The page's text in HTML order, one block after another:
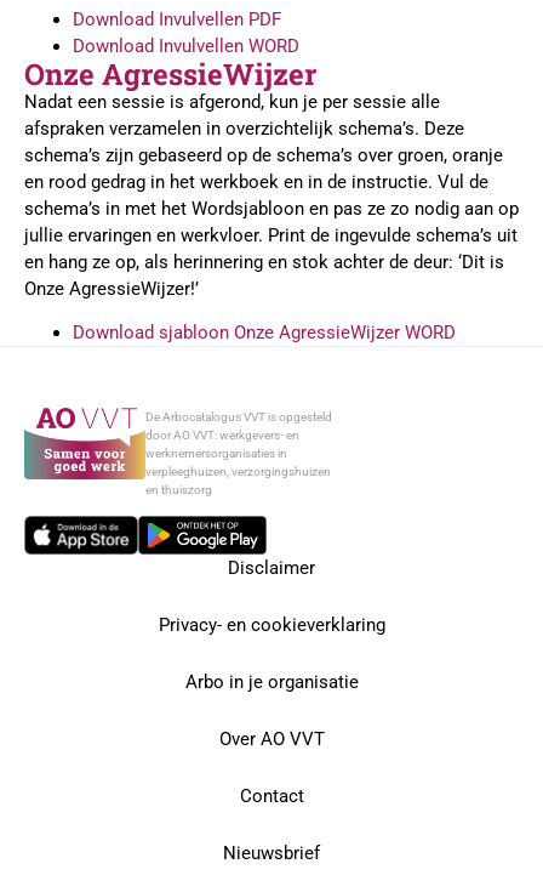
Download Invulvellen PDF
Download Invulvellen WORD
Onze AgressieWijzer
Nadat een sessie is afgerond, kun je per sessie alle
afspraken verzamelen in overzichtelijk schema’s. Deze
schema’s zijn gebaseerd op de schema’s over groen, oranje
en rood gedrag in het werkboek en in de instructie. Vul de
schema’s in met het Wordsjabloon en pas ze zo nodig aan op
jullie ervaringen en werkvloer. Print de ingevulde schema’s uit
en hang ze op, als herinnering en stok achter de deur: ‘Dit is
Onze AgressieWijzer!’
Download sjabloon Onze AgressieWijzer WORD
De Arbocatalogus VVT is opgesteld
door AO VVT: werkgevers- en
werknemersorganisaties in
verpleeghuizen, verzorgingshuizen
en thuiszorg
Disclaimer
Privacy- en cookieverklaring
Arbo in je organisatie
Over AO VVT
Contact
Nieuwsbrief